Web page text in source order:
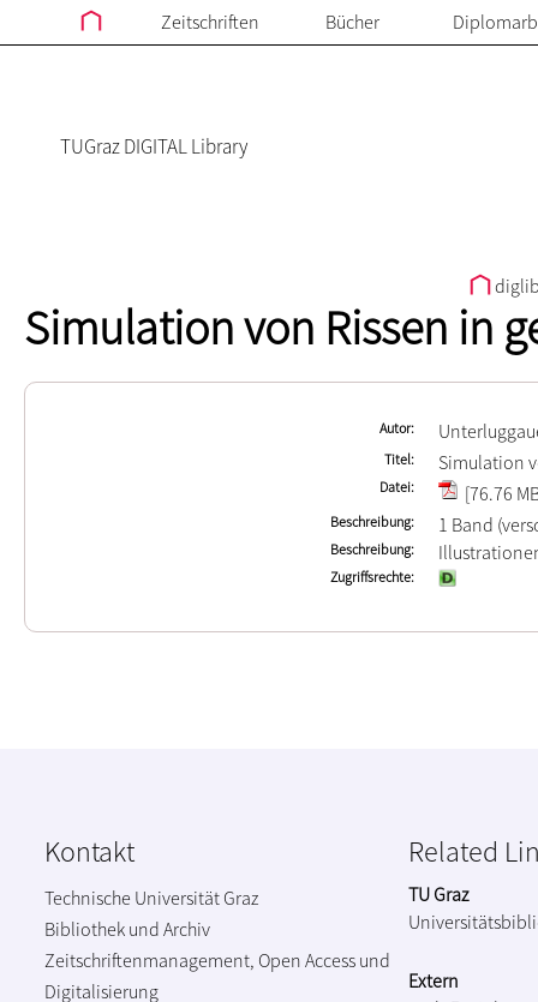
Zeitschriften Bücher
TUGraz DIGITAL Library
Simulation von Rissen in
Autor
Titel Simulation
Datei [76.76
Beschreibung 1 Band
Beschreibung
Zugriffsrechte
Kontakt
Technische Universität Graz
Bibliothek und Archiv
Zeitschriftenmanagement, Open Access und
Digitalisierung
Related
TU Graz
Extern